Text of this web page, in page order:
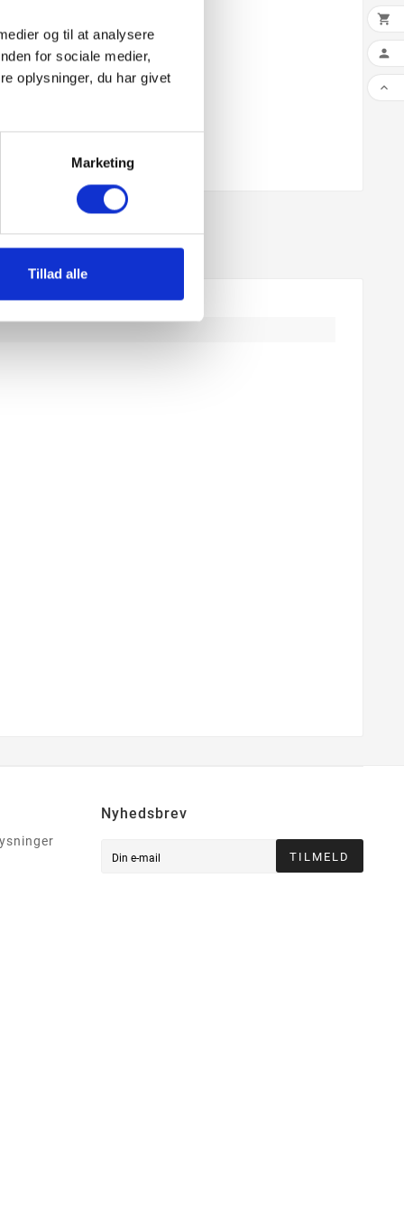
og til at analysere
for sociale medier,
oplysninger, du har givet
Marketing
Tillad alle
Nyhedsbrev
TILMELD


